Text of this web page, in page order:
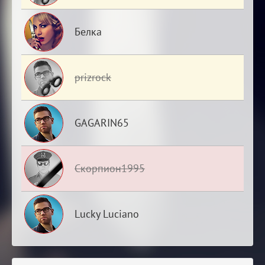
Белка
prizrock
GAGARIN65
Скорпион1995
Lucky Luciano